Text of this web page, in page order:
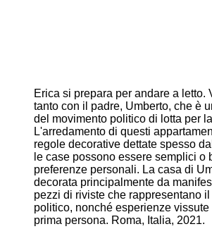
Erica si prepara per andare a letto.
tanto con il padre, Umberto, che è
del movimento politico di lotta per
L'arredamento di questi
regole decorative dettate spesso
le case possono essere semplici o
preferenze personali. La casa di
decorata principalmente da
pezzi di riviste che rappresentano
politico, nonché esperienze vissute
prima persona. Roma, Italia, 2021.